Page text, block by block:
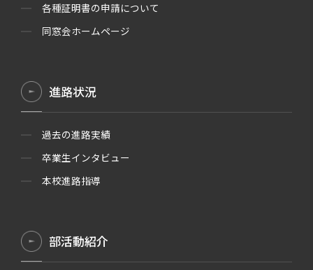
各種証明書の申請について
同窓会ホームページ
進路状況
過去の進路実績
卒業生インタビュー
本校進路指導
部活動紹介